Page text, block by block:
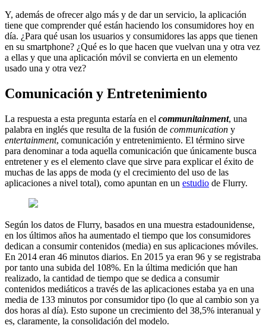
Y, además de ofrecer algo más y de dar un servicio, la aplicación
tiene que comprender qué están haciendo los consumidores hoy en
día. ¿Para qué usan los usuarios y consumidores las apps que tienen
en su smartphone? ¿Qué es lo que hacen que vuelvan una y otra vez
a ellas y que una aplicación móvil se convierta en un elemento
usado una y otra vez?
Comunicación y Entretenimiento
La respuesta a esta pregunta estaría en el communitainment, una
palabra en inglés que resulta de la fusión de communication y
entertainment, comunicación y entretenimiento. El término sirve
para denominar a toda aquella comunicación que únicamente busca
entretener y es el elemento clave que sirve para explicar el éxito de
muchas de las apps de moda (y el crecimiento del uso de las
aplicaciones a nivel total), como apuntan en un estudio de Flurry.
Según los datos de Flurry, basados en una muestra estadounidense,
en los últimos años ha aumentado el tiempo que los consumidores
dedican a consumir contenidos (media) en sus aplicaciones móviles.
En 2014 eran 46 minutos diarios. En 2015 ya eran 96 y se registraba
por tanto una subida del 108%. En la última medición que han
realizado, la cantidad de tiempo que se dedica a consumir
contenidos mediáticos a través de las aplicaciones estaba ya en una
media de 133 minutos por consumidor tipo (lo que al cambio son ya
dos horas al día). Esto supone un crecimiento del 38,5% interanual y
es, claramente, la consolidación del modelo.